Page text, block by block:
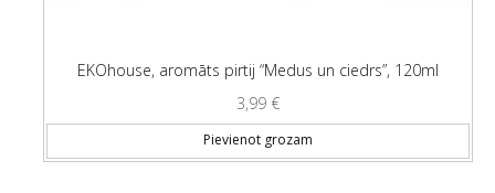
EKOhouse, aromāts pirtij “Medus un ciedrs”, 120ml
3,99 €
Pievienot grozam